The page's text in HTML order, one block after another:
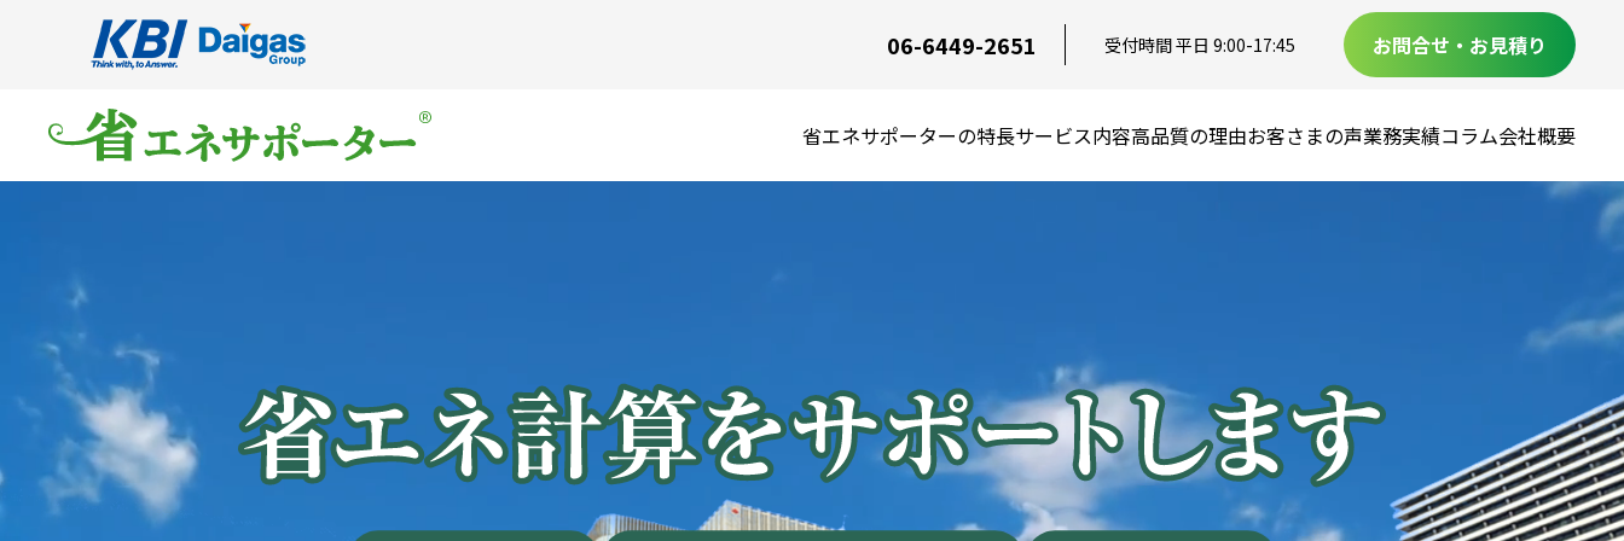
06-6449-2651 受付時間 平日 9:00-17:45 お問合せ・お見積り
省エネサポーターの特長サービス内容高品質の理由お客さまの声業務実績コラム会社概要